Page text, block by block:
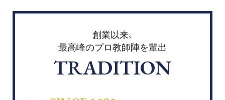
創業以来、
最高峰のプロ教師陣を輩出
TRADITION